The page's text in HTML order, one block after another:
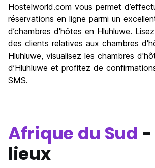
Culture
Sortir le soir / faire la fête
Bonnes affaires
Hostelworld.com vous permet
réservations en ligne parmi un
d’chambres d'hôtes en Hluhluwe.
des clients relatives aux chambres
Hluhluwe, visualisez les chambres
d’Hluhluwe et profitez de
SMS.
Afrique du Sud -
lieux